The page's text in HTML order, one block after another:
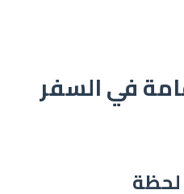
في السفر
لحظة